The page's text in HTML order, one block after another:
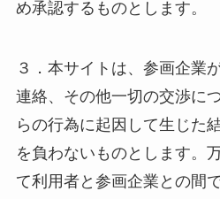
め承認するものとします。
３．本サイトは、参画企業
連絡、その他一切の交渉に
らの行為に起因して生じた
を負わないものとします。
て利用者と参画企業との間